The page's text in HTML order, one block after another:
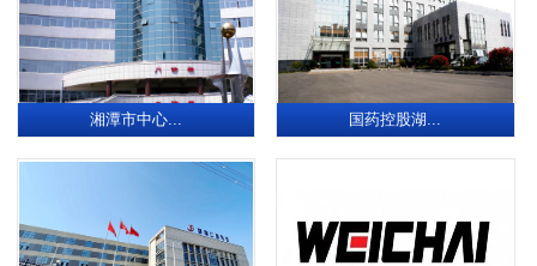
湘潭市中心... 国药控股湖...